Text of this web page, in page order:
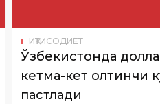
ИҚТИСОДИЁТ
Ўзбекистонда
кетма-кет олтинчи
пастлади